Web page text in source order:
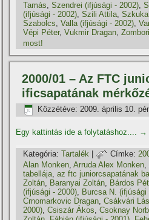
Tamás,Szendrei (ifjúsági - 2002),
(ifjúsági - 2002),Szili Attila,
Szabolcs,Valla (ifjúsági - 2002),
Vépi Péter,Vukmir Dragan,
most!
2000/01 – Az FTC
ificsapatának
Közzétéve: 2009. április 10.
Egy kattintás ide a folytatáshoz.... →
Kategória: Tartalék | Címke:
Alan Monken,Arruda Alex Monken,
tabellája,az ftc juniorcsapatának
Zoltán, Baranyai Zoltán, Bárdos
(ifjúsági - 2000), Burcsa N. (ifjúsági
Crnomarkovic Dragan,Csákvári
2000),Csiszár Ákos,Csoknay